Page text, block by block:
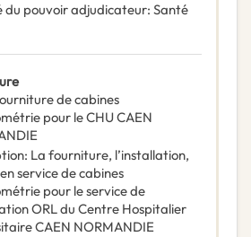
du pouvoir adjudicateur: Santé
de cabines
pour le CHU CAEN
: La fourniture, l’installation,
service de cabines
pour le service de
ORL du Centre Hospitalier
CAEN NORMANDIE